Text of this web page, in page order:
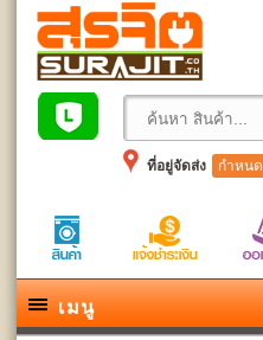
ที่อยู่จัดส่ง กำหนด
เมนู